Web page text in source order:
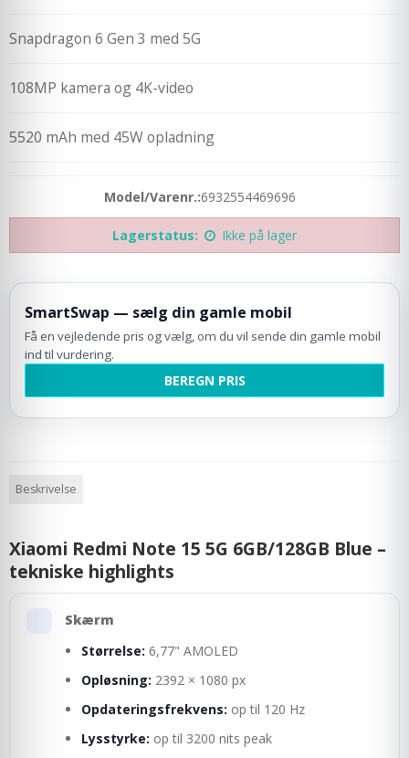
Snapdragon 6 Gen 3 med 5G
108MP kamera og 4K-video
5520 mAh med 45W opladning
Model/Varenr.:6932554469696
Lagerstatus: Ikke på lager
SmartSwap — sælg din gamle mobil
Få en vejledende pris og vælg, om du vil sende din gamle mobil
ind til vurdering.
BEREGN PRIS
Beskrivelse
Xiaomi Redmi Note 15 5G 6GB/128GB Blue –
tekniske highlights
Skærm
Størrelse: 6,77" AMOLED
Opløsning: 2392 × 1080 px
Opdateringsfrekvens: op til 120 Hz
Lysstyrke: op til 3200 nits peak